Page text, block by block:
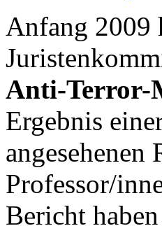
Anfang 2009
Anti-Terror-
Ergebnis
Professor/
Bericht